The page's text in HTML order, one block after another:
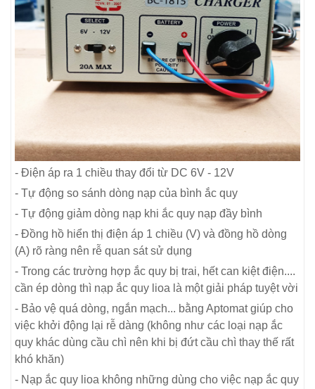
- Điện áp ra 1 chiều thay đổi từ DC 6V - 12V
- Tự động so sánh dòng nạp của bình ắc quy
- Tự động giảm dòng nạp khi ắc quy nạp đầy bình
- Đồng hồ hiển thị điện áp 1 chiều (V) và đồng hồ dòng
(A) rõ ràng nên rễ quan sát sử dụng
- Trong các trường hợp ắc quy bị trai, hết can kiệt điện....
cần ép dòng thì nạp ắc quy lioa là một giải pháp tuyệt vời
- Bảo vệ quá dòng, ngắn mạch... bằng Aptomat giúp cho
việc khởi động lại rễ dàng (không như các loại nạp ắc
quy khác dùng cầu chì nên khi bị đứt cầu chì thay thế rất
khó khăn)
- Nạp ắc quy lioa không những dùng cho việc nạp ắc quy